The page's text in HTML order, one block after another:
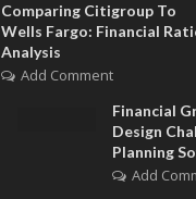
Comparing Citigroup To
Wells Fargo: Financial
Analysis
Add Comment
Financial
Design
Planning
Add